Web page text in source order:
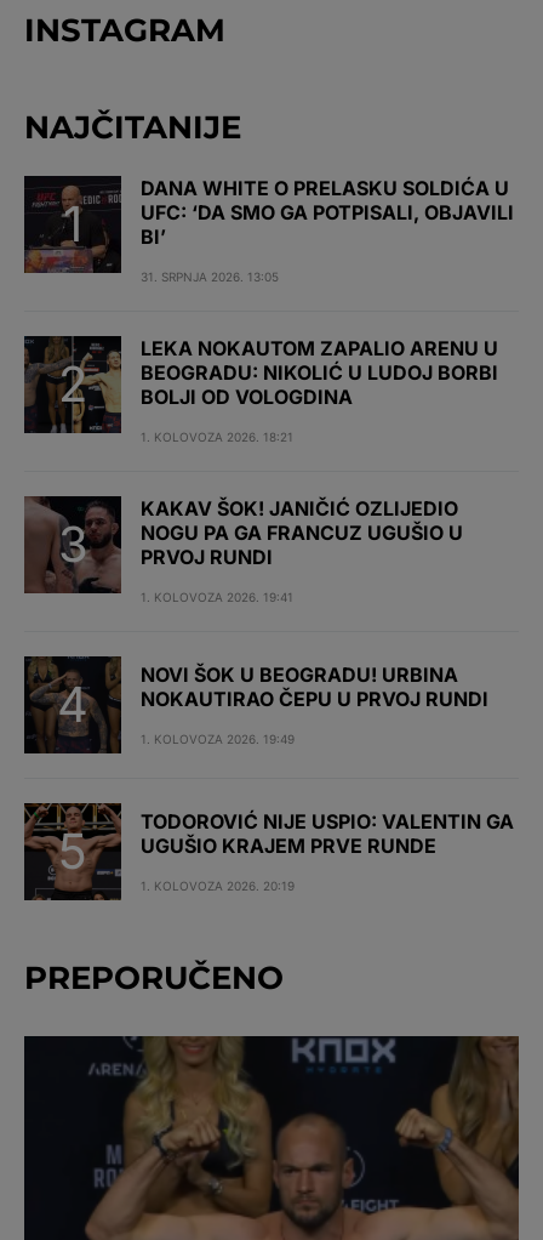
INSTAGRAM
NAJČITANIJE
DANA WHITE O PRELASKU SOLDIĆA U
UFC: ‘DA SMO GA POTPISALI, OBJAVILI
BI’
31. SRPNJA 2026. 13:05
LEKA NOKAUTOM ZAPALIO ARENU U
BEOGRADU: NIKOLIĆ U LUDOJ BORBI
BOLJI OD VOLOGDINA
1. KOLOVOZA 2026. 18:21
KAKAV ŠOK! JANIČIĆ OZLIJEDIO
NOGU PA GA FRANCUZ UGUŠIO U
PRVOJ RUNDI
1. KOLOVOZA 2026. 19:41
NOVI ŠOK U BEOGRADU! URBINA
NOKAUTIRAO ČEPU U PRVOJ RUNDI
1. KOLOVOZA 2026. 19:49
TODOROVIĆ NIJE USPIO: VALENTIN GA
UGUŠIO KRAJEM PRVE RUNDE
1. KOLOVOZA 2026. 20:19
PREPORUČENO